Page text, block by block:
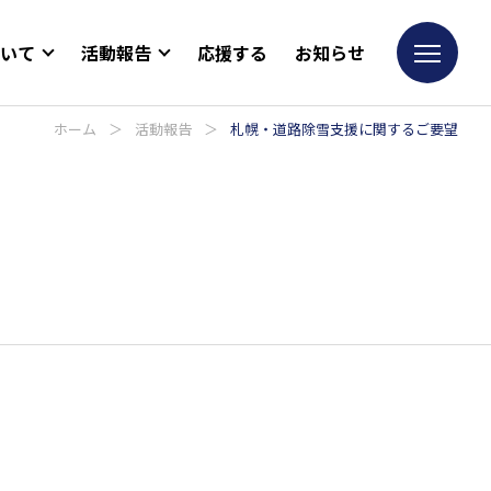
て 活動報告 応援する お知らせ
ホーム ＞ 活動報告 ＞ 札幌・道路除雪支援に関するご要望